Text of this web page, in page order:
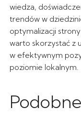
wiedza,
trendów w
optymalizacji
warto skorzystać z
w efektywnym
poziomie lokalnym.